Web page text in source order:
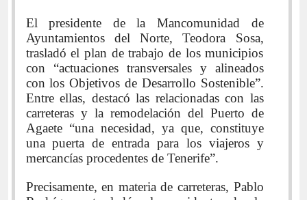
El presidente de la Mancomunidad de
Ayuntamientos del Norte, Teodora Sosa,
trasladó el plan de trabajo de los municipios
con “actuaciones transversales y alineados
con los Objetivos de Desarrollo Sostenible”.
Entre ellas, destacó las relacionadas con las
carreteras y la remodelación del Puerto de
Agaete “una necesidad, ya que, constituye
una puerta de entrada para los viajeros y
mercancías procedentes de Tenerife”.
Precisamente, en materia de carreteras, Pablo